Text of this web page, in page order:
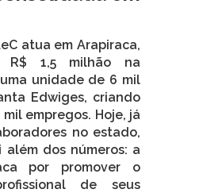
atua em Arapiraca,
R$ 1,5 milhão na
unidade de 6 mil
Edwiges, criando
empregos. Hoje, já
no estado,
dos números: a
por promover o
de seus